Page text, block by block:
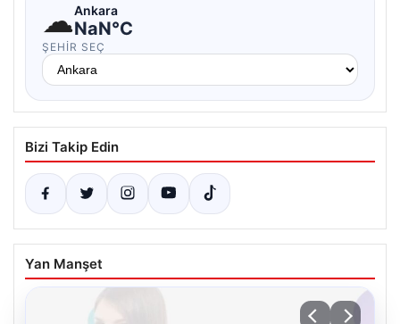
☁Ankara
NaN°C
ŞEHIR SEÇ
Bizi Takip Edin
Yan Manşet